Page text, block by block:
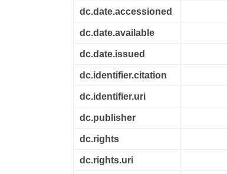
dc.date.accessioned
dc.date.available
dc.date.issued
dc.identifier.citation
dc.identifier.uri
dc.publisher
dc.rights
dc.rights.uri